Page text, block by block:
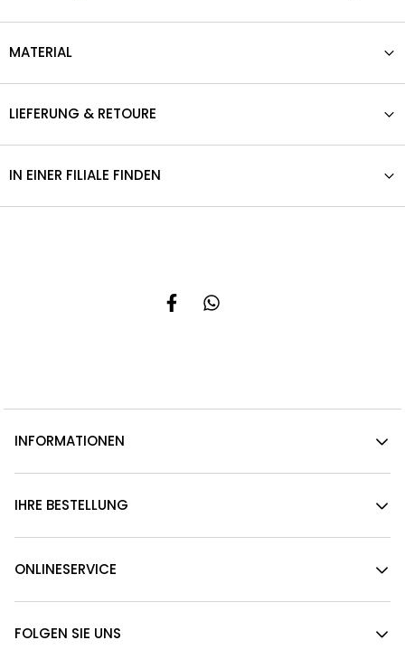
MATERIAL
LIEFERUNG & RETOURE
IN EINER FILIALE FINDEN
INFORMATIONEN
IHRE BESTELLUNG
ONLINESERVICE
FOLGEN SIE UNS